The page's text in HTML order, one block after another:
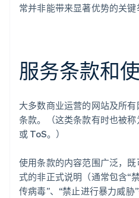
常并非能带来显著优势的关键
服务条款和
大多数商业运营的网站及所
条款。（这类条款有时也被称
或 ToS。）
使用条款的内容范围广泛，
式的非正式说明（通常包含“
传病毒”、“禁止进行暴力威